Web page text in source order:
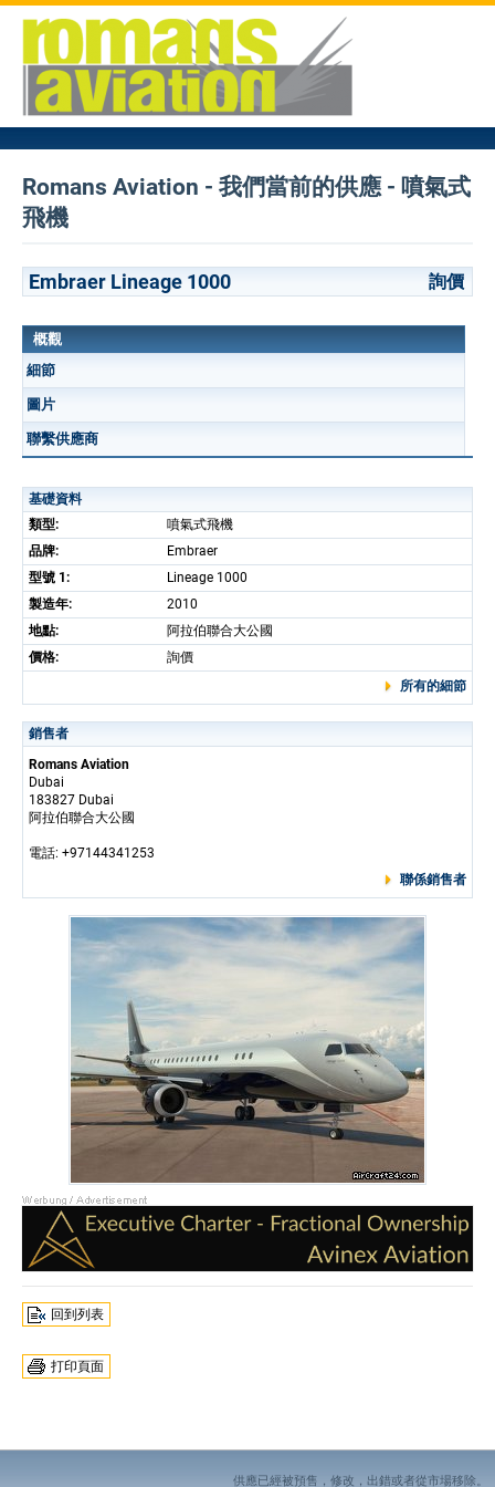
Romans Aviation - 我們當前的供應 - 噴氣式
飛機
Embraer Lineage 1000 詢價
概觀
細節
圖片
聯繫供應商
基礎資料
類型:
噴氣式飛機
品牌:
Embraer
型號 1:
Lineage 1000
製造年:
2010
地點:
阿拉伯聯合大公國
價格:
詢價
所有的細節
銷售者
Romans Aviation
Dubai
183827 Dubai
阿拉伯聯合大公國
電話: +97144341253
聯係銷售者
回到列表
打印頁面
供應已經被預售，修改，出錯或者從市場移除。